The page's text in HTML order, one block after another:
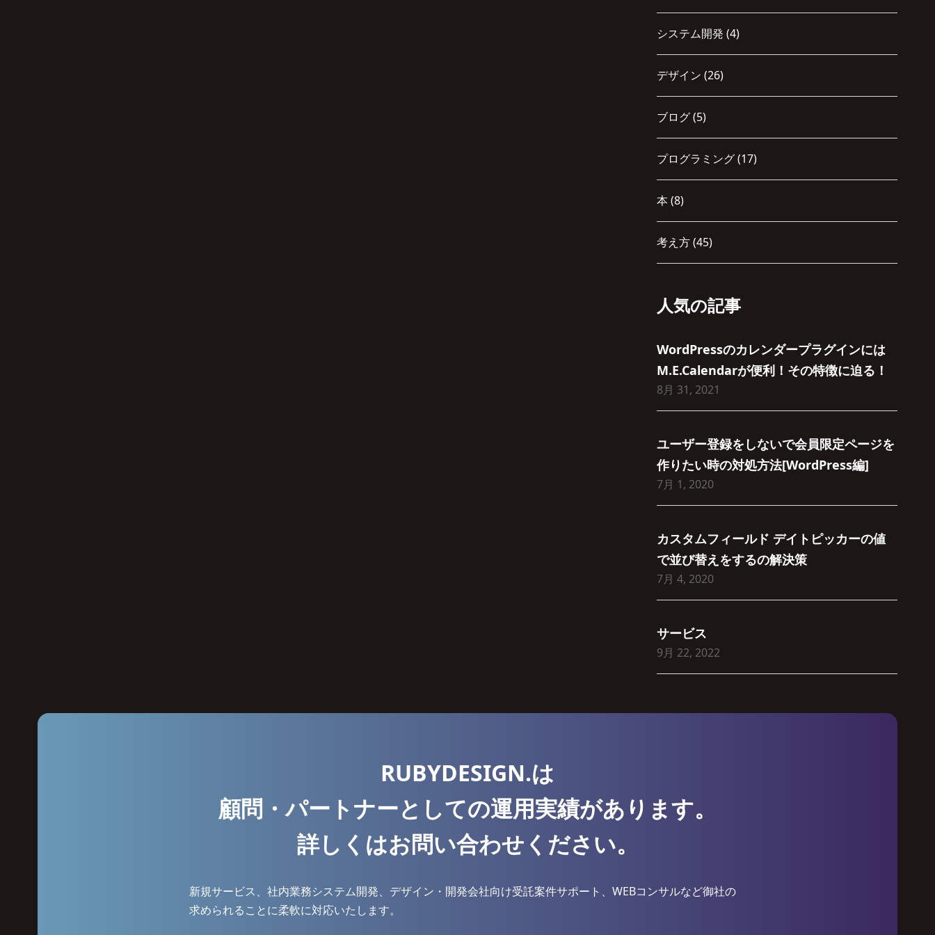
システム開発 (4)
デザイン (26)
ブログ(5)
プログラミング(17)
本 (8)
考え方(45)
人気の記事
WordPressのカレンダープラグインには
M.E.Calendarが便利！その特徴に迫る！
8月 31, 2021
ユーザー登録をしないで会員限定ページを
作りたい時の対処方法[WordPress編]
7月 1, 2020
カスタムフィールド デイトピッカーの値
で並び替えをするの解決策
7月 4, 2020
サービス
9月 22, 2022
RUBYDESIGN.は
顧問・パートナーとしての運用実績があります。
詳しくはお問い合わせください。
新規サービス、社内業務システム開発、デザイン・開発会社向け受託案件サポート、WEBコンサルなど御社の
求められることに柔軟に対応いたします。